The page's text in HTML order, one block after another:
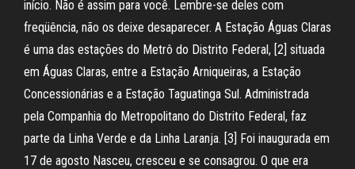
início. Não é assim para você. Lembre-se deles com
freqüência, não os deixe desaparecer. A Estação Águas Claras
é uma das estações do Metrô do Distrito Federal, [2] situada
em Águas Claras, entre a Estação Arniqueiras, a Estação
Concessionárias e a Estação Taguatinga Sul. Administrada
pela Companhia do Metropolitano do Distrito Federal, faz
parte da Linha Verde e da Linha Laranja. [3] Foi inaugurada em
17 de agosto Nasceu, cresceu e se consagrou. O que era